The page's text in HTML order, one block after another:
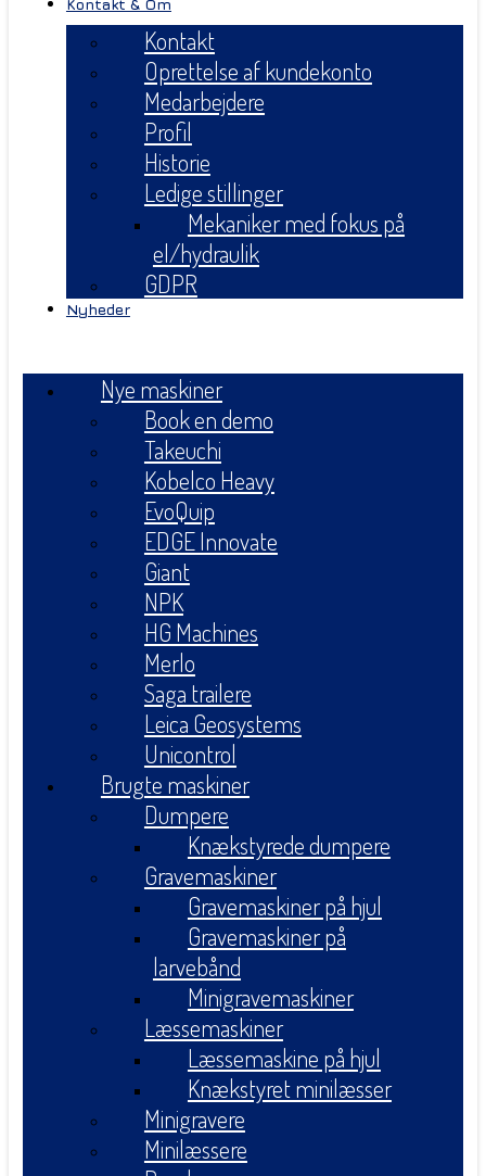
Kontakt & Om
Kontakt
Oprettelse af kundekonto
Medarbejdere
Profil
Historie
Ledige stillinger
Mekaniker med fokus på
el/hydraulik
GDPR
Nyheder
Nye maskiner
Book en demo
Takeuchi
Kobelco Heavy
EvoQuip
EDGE Innovate
Giant
NPK
HG Machines
Merlo
Saga trailere
Leica Geosystems
Unicontrol
Brugte maskiner
Dumpere
Knækstyrede dumpere
Gravemaskiner
Gravemaskiner på hjul
Gravemaskiner på
larvebånd
Minigravemaskiner
Læssemaskiner
Læssemaskine på hjul
Knækstyret minilæsser
Minigravere
Minilæssere